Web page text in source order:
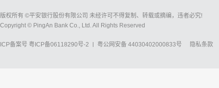
版权所有 ©平安银行股份有限公司 未经许可不得复制、转载或摘编，违者必究!
Copyright © PingAn Bank Co., Ltd. All Rights Reserved
ICP备案号 粤ICP备06118290号-2 粤公网安备 44030402000833号 隐私条款